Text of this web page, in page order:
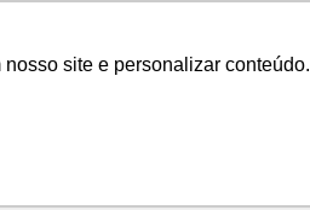
site e personalizar conteúdo.